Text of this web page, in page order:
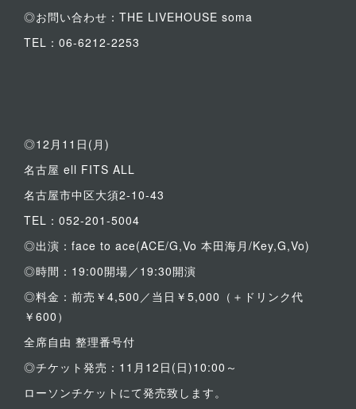
◎お問い合わせ：THE LIVEHOUSE soma
TEL：06-6212-2253
◎12月11日(月)
名古屋 ell FITS ALL
名古屋市中区大須2-10-43
TEL：052-201-5004
◎出演：face to ace(ACE/G,Vo 本田海月/Key,G,Vo)
◎時間：19:00開場／19:30開演
◎料金：前売￥4,500／当日￥5,000（＋ドリンク代
￥600）
全席自由 整理番号付
◎チケット発売：11月12日(日)10:00～
ローソンチケットにて発売致します。